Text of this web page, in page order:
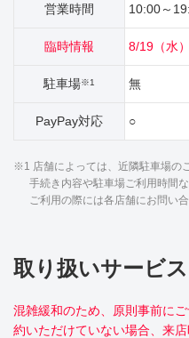
営業時間 10:00～
臨時情報 8/19（水
駐車場※1 無
PayPay対応 ○
※1 店舗によっては、近隣駐車場の
手続き内容や駐車場ご利用時間
ご利用の際には各店舗にお問い合
取り扱いサービス
混雑緩和のため、原則事前に
約いただけていない場合、来